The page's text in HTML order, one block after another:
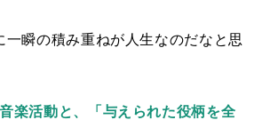
一瞬の積み重ねが人生なのだなと思
楽活動と、「与えられた役柄を全